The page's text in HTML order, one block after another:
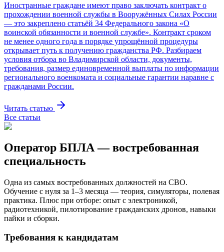
Иностранные граждане имеют право заключать контракт о
прохождении военной службы в Вооружённых Силах России
— это закреплено статьёй 34 Федерального закона «О
воинской обязанности и военной службе». Контракт сроком
не менее одного года в порядке упрощённой процедуры
открывает путь к получению гражданства РФ. Разбираем
условия отбора во Владимирской области, документы,
требования, размер единовременной выплаты по информации
регионального военкомата и социальные гарантии наравне с
гражданами России.
Читать статью
Все статьи
Оператор БПЛА — востребованная
специальность
Одна из самых востребованных должностей на СВО.
Обучение с нуля за 1–3 месяца — теория, симуляторы, полевая
практика. Плюс при отборе: опыт с электроникой,
радиотехникой, пилотирование гражданских дронов, навыки
пайки и сборки.
Требования к кандидатам